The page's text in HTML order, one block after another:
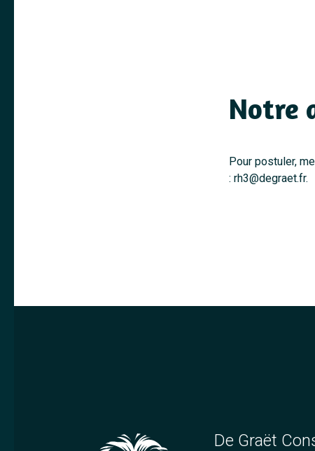
Notre
Pour postuler,
: rh3@degraet.fr.
De Graët